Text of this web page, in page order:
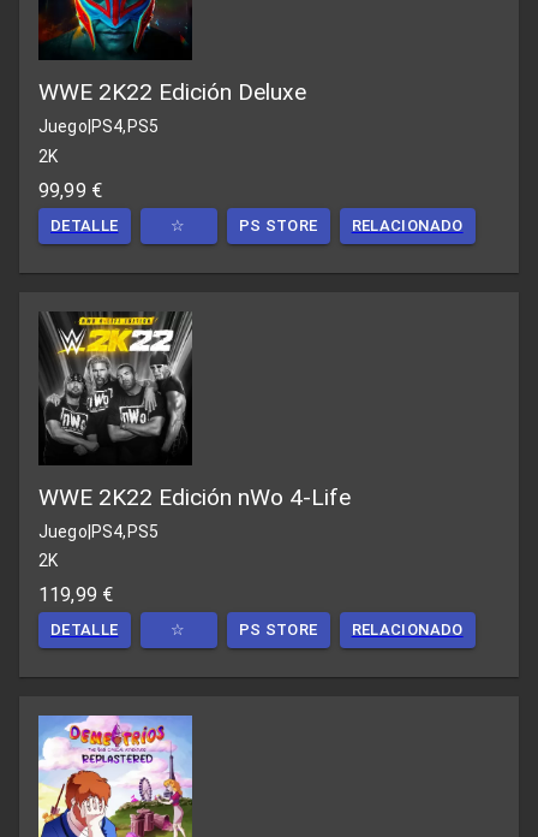
WWE 2K22 Edición Deluxe
Juego PS4,PS5
2K
99,99 €
DETALLE ☆ PS STORE RELACIONADO
WWE 2K22 Edición nWo 4-Life
Juego|PS4,PS5
2K
119,99 €
DETALLE ☆ PS STORE RELACIONADO